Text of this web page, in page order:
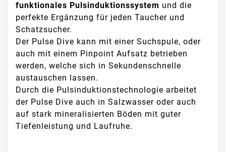
funktionales Pulsinduktionssystem und die
perfekte Ergänzung für jeden Taucher und
Schatzsucher.
Der Pulse Dive kann mit einer Suchspule, oder
auch mit einem Pinpoint Aufsatz betrieben
werden, welche sich in Sekundenschnelle
austauschen lassen.
Durch die Pulsinduktionstechnologie arbeitet
der Pulse Dive auch in Salzwasser oder auch
auf stark mineralisierten Böden mit guter
Tiefenleistung und Laufruhe.